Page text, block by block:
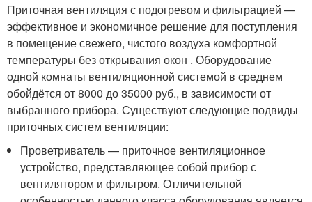
Приточная вентиляция с подогревом и фильтрацией —
эффективное и экономичное решение для поступления
в помещение свежего, чистого воздуха комфортной
температуры без открывания окон . Оборудование
одной комнаты вентиляционной системой в среднем
обойдётся от 8000 до 35000 руб., в зависимости от
выбранного прибора. Существуют следующие подвиды
приточных систем вентиляции:
Проветриватель — приточное вентиляционное
устройство, представляющее собой прибор с
вентилятором и фильтром. Отличительной